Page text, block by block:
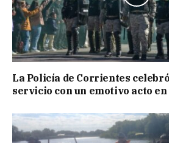
La Policía de Corrientes
servicio con un emotivo acto